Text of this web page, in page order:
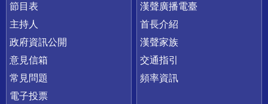
節目表
主持人
政府資訊公開
意見信箱
常見問題
電子投票
漢聲廣播電臺
首長介紹
漢聲家族
交通指引
頻率資訊